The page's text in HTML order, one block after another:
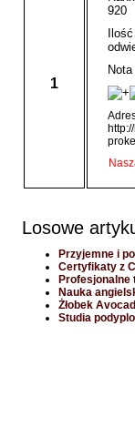
1
920
Ilość
Losowe
Przyjemne i
Certyfikaty z
Profesjonalne
Nauka
Żłobek
Studia